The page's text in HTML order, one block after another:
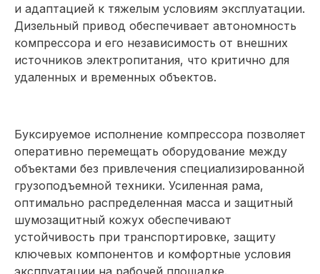
и адаптацией к тяжелым условиям эксплуатации.
Дизельный привод обеспечивает автономность
компрессора и его независимость от внешних
источников электропитания, что критично для
удаленных и временных объектов.
Буксируемое исполнение компрессора позволяет
оперативно перемещать оборудование между
объектами без привлечения специализированной
грузоподъемной техники. Усиленная рама,
оптимально распределенная масса и защитный
шумозащитный кожух обеспечивают
устойчивость при транспортировке, защиту
ключевых компонентов и комфортные условия
эксплуатации на рабочей площадке.